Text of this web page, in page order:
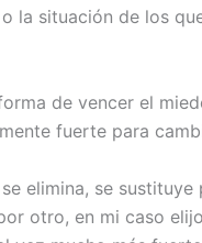
la situación de los
de vencer el
fuerte para
elimina, se sustituye
otro, en mi caso